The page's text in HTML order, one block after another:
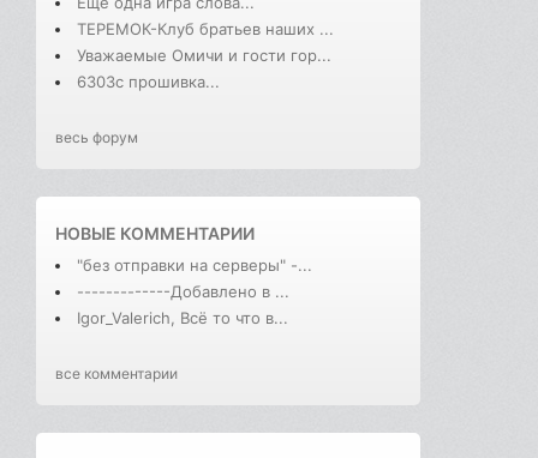
ТЕРЕМОК-Клуб братьев наших ...
Уважаемые Омичи и гости гор...
6303с прошивка...
весь форум
НОВЫЕ КОММЕНТАРИИ
"без отправки на серверы" -...
-------------Добавлено в ...
Igor_Valerich, Всё то что в...
все комментарии